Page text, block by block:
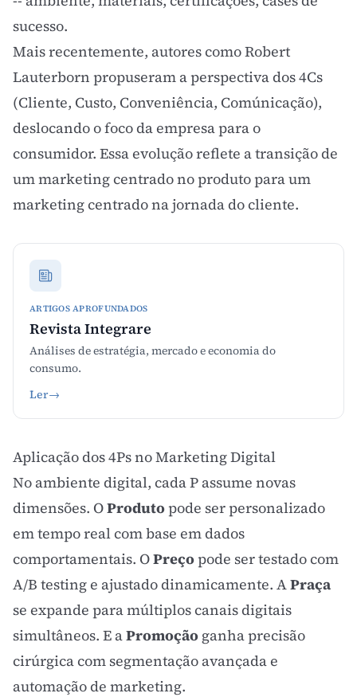
sucesso.
Mais recentemente, autores como Robert
Lauterborn propuseram a perspectiva dos 4Cs
(Cliente, Custo, Conveniência, Comúnicação),
deslocando o foco da empresa para o
consumidor. Essa evolução reflete a transição de
um marketing centrado no produto para um
marketing centrado najornada do cliente.
ARTIGOS APROFUNDADOS
Revista Integrare
Análises de estratégia, mercado e economia do
consumo.
Ler→
Aplicação dos 4Ps no Marketing Digital
No ambiente digital, cada P assume novas
dimensões. OProdutopode ser personalizado
em tempo real com base em dados
comportamentais. OPreçopode ser testado com
A/B testinge ajustado dinamicamente. APraça
se expande para múltiplos canais digitais
simultâneos. E aPromoção ganha precisão
cirúrgica com segmentação avançadae
automação de marketing.